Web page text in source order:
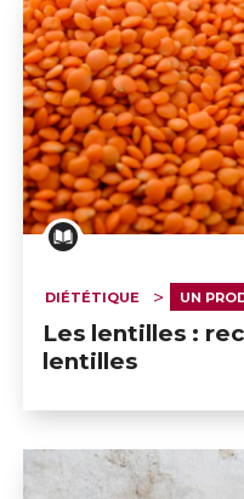
DIÉTÉTIQUE UN
Les lentilles :
lentilles